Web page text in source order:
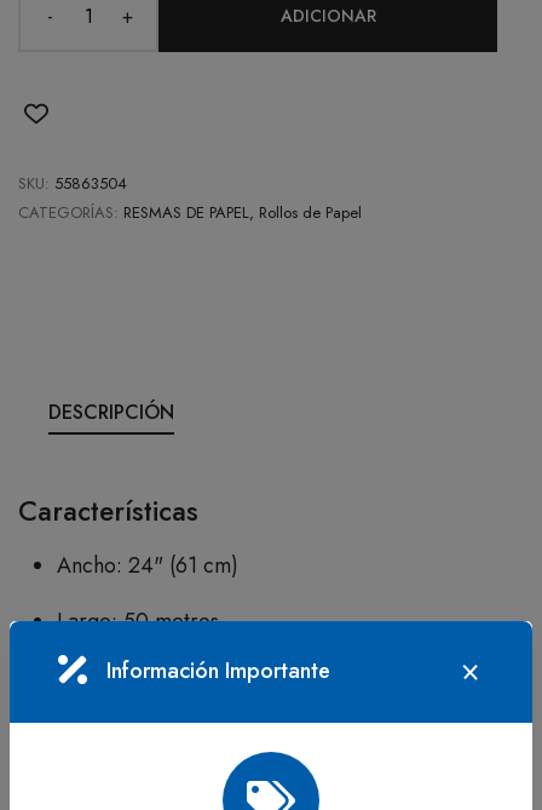
- + ADICIONAR
SKU: 55863504
CATEGORÍAS: RESMAS DE PAPEL, Rollos de Papel
DESCRIPCIÓN
Características
Ancho: 24" (61 cm)
Largo: 50 metros
Gramaje: 75 g
Presentación: rollo
Información Importante